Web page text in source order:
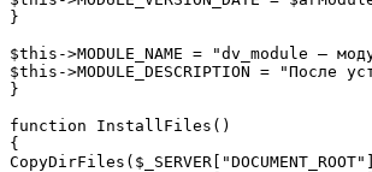
}
$this->MODULE_NAME = "dv_module –
$this->MODULE_DESCRIPTION =
}
function InstallFiles()
{